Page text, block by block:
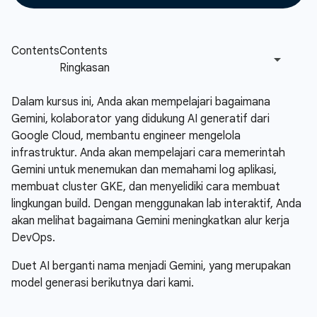
Dalam kursus ini, Anda akan mempelajari bagaimana
Gemini, kolaborator yang didukung AI generatif dari
Google Cloud, membantu engineer mengelola
infrastruktur. Anda akan mempelajari cara memerintah
Gemini untuk menemukan dan memahami log aplikasi,
membuat cluster GKE, dan menyelidiki cara membuat
lingkungan build. Dengan menggunakan lab interaktif, Anda
akan melihat bagaimana Gemini meningkatkan alur kerja
DevOps.
Duet AI berganti nama menjadi Gemini, yang merupakan
model generasi berikutnya dari kami.